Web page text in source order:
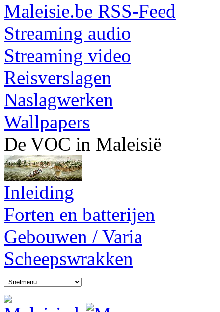
Maleisie.be RSS-Feed
Streaming audio
Streaming video
Reisverslagen
Naslagwerken
Wallpapers
De VOC in Maleisië
Inleiding
Forten en batterijen
Gebouwen / Varia
Scheepswrakken